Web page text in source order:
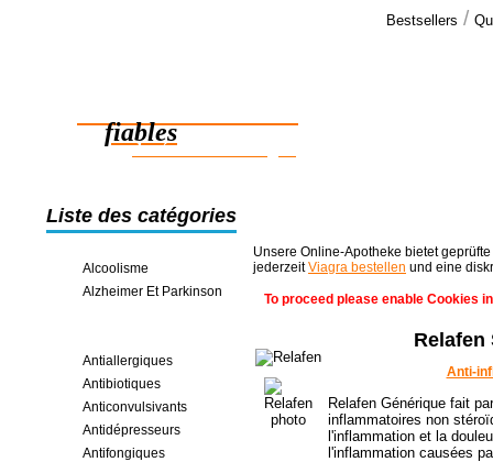
Bestsellers /
fiables
des économies en ligne
Liste des catégories
Alcoolisme
Alzheimer Et Parkinson
Antiallergiques
Antibiotiques
Anticonvulsivants
Antidépresseurs
Antifongiques
Unsere Online-Apotheke bietet
jederzeitViagra bestellen und eine
To proceed please enable Cookies
Anti-
Relafen Générique fait
inflammatoires non
l'inflammation et la
l'inflammation causées